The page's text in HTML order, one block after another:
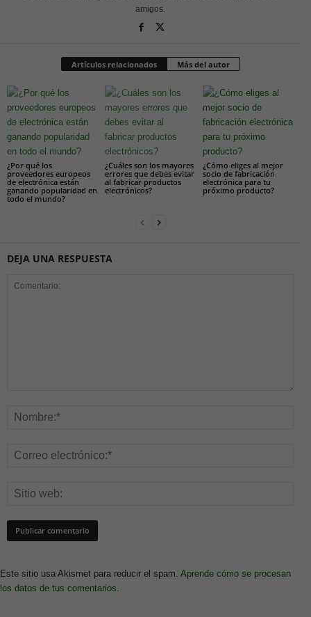
amigos.
Artículos relacionados Más del autor
¿Por qué los
proveedores europeos
de electrónica están
ganando popularidad en
todo el mundo?
¿Cuáles son los mayores
errores que debes evitar
al fabricar productos
electrónicos?
¿Cómo eliges al mejor
socio de fabricación
electrónica para tu
próximo producto?
DEJA UNA RESPUESTA
Este sitio usa Akismet para reducir el spam. Aprende cómo se procesan
los datos de tus comentarios.